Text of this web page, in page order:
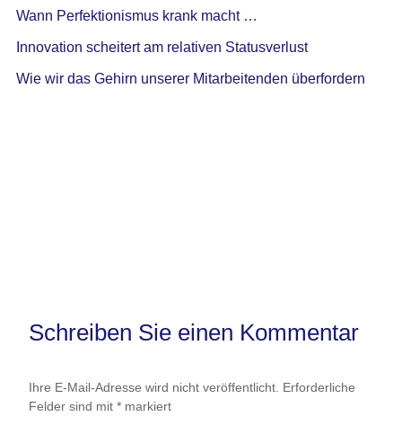
Wann Perfektionismus krank macht …
Innovation scheitert am relativen Statusverlust
Wie wir das Gehirn unserer Mitarbeitenden überfordern
Schreiben Sie einen Kommentar
Ihre E-Mail-Adresse wird nicht veröffentlicht. Erforderliche
Felder sind mit *markiert